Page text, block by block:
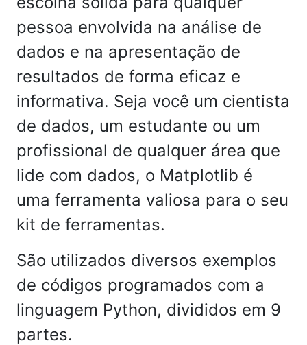
pessoa envolvida na análise de
dados e na apresentação de
resultados de forma eficaz e
informativa. Seja você um cientista
de dados, um estudante ou um
profissional de qualquer área que
lide com dados, o Matplotlib é
uma ferramenta valiosa para o seu
kit de ferramentas.
São utilizados diversos exemplos
de códigos programados com a
linguagem Python, divididos em 9
partes.